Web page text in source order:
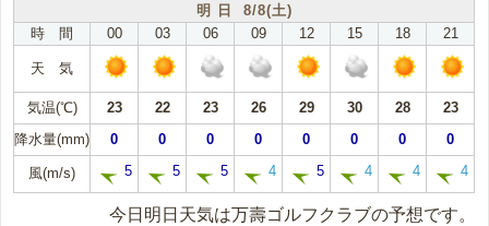
明 日 8/8(土)
時 間
00 03 06 09 12 15 18 21
天 気
気温(℃) 23 22 23 26 29 30 28
23
降水量(mm)
0 0 0 0 0 0 0 0
風(m/s) 5 5 5 4 5 4 4 4
今日明日天気は万壽ゴルフクラブの予想です。